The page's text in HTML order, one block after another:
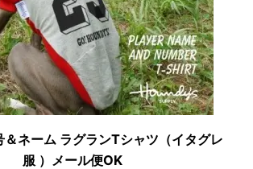
ネーム ラグランTシャツ（イタグレ
服 ）メール便OK